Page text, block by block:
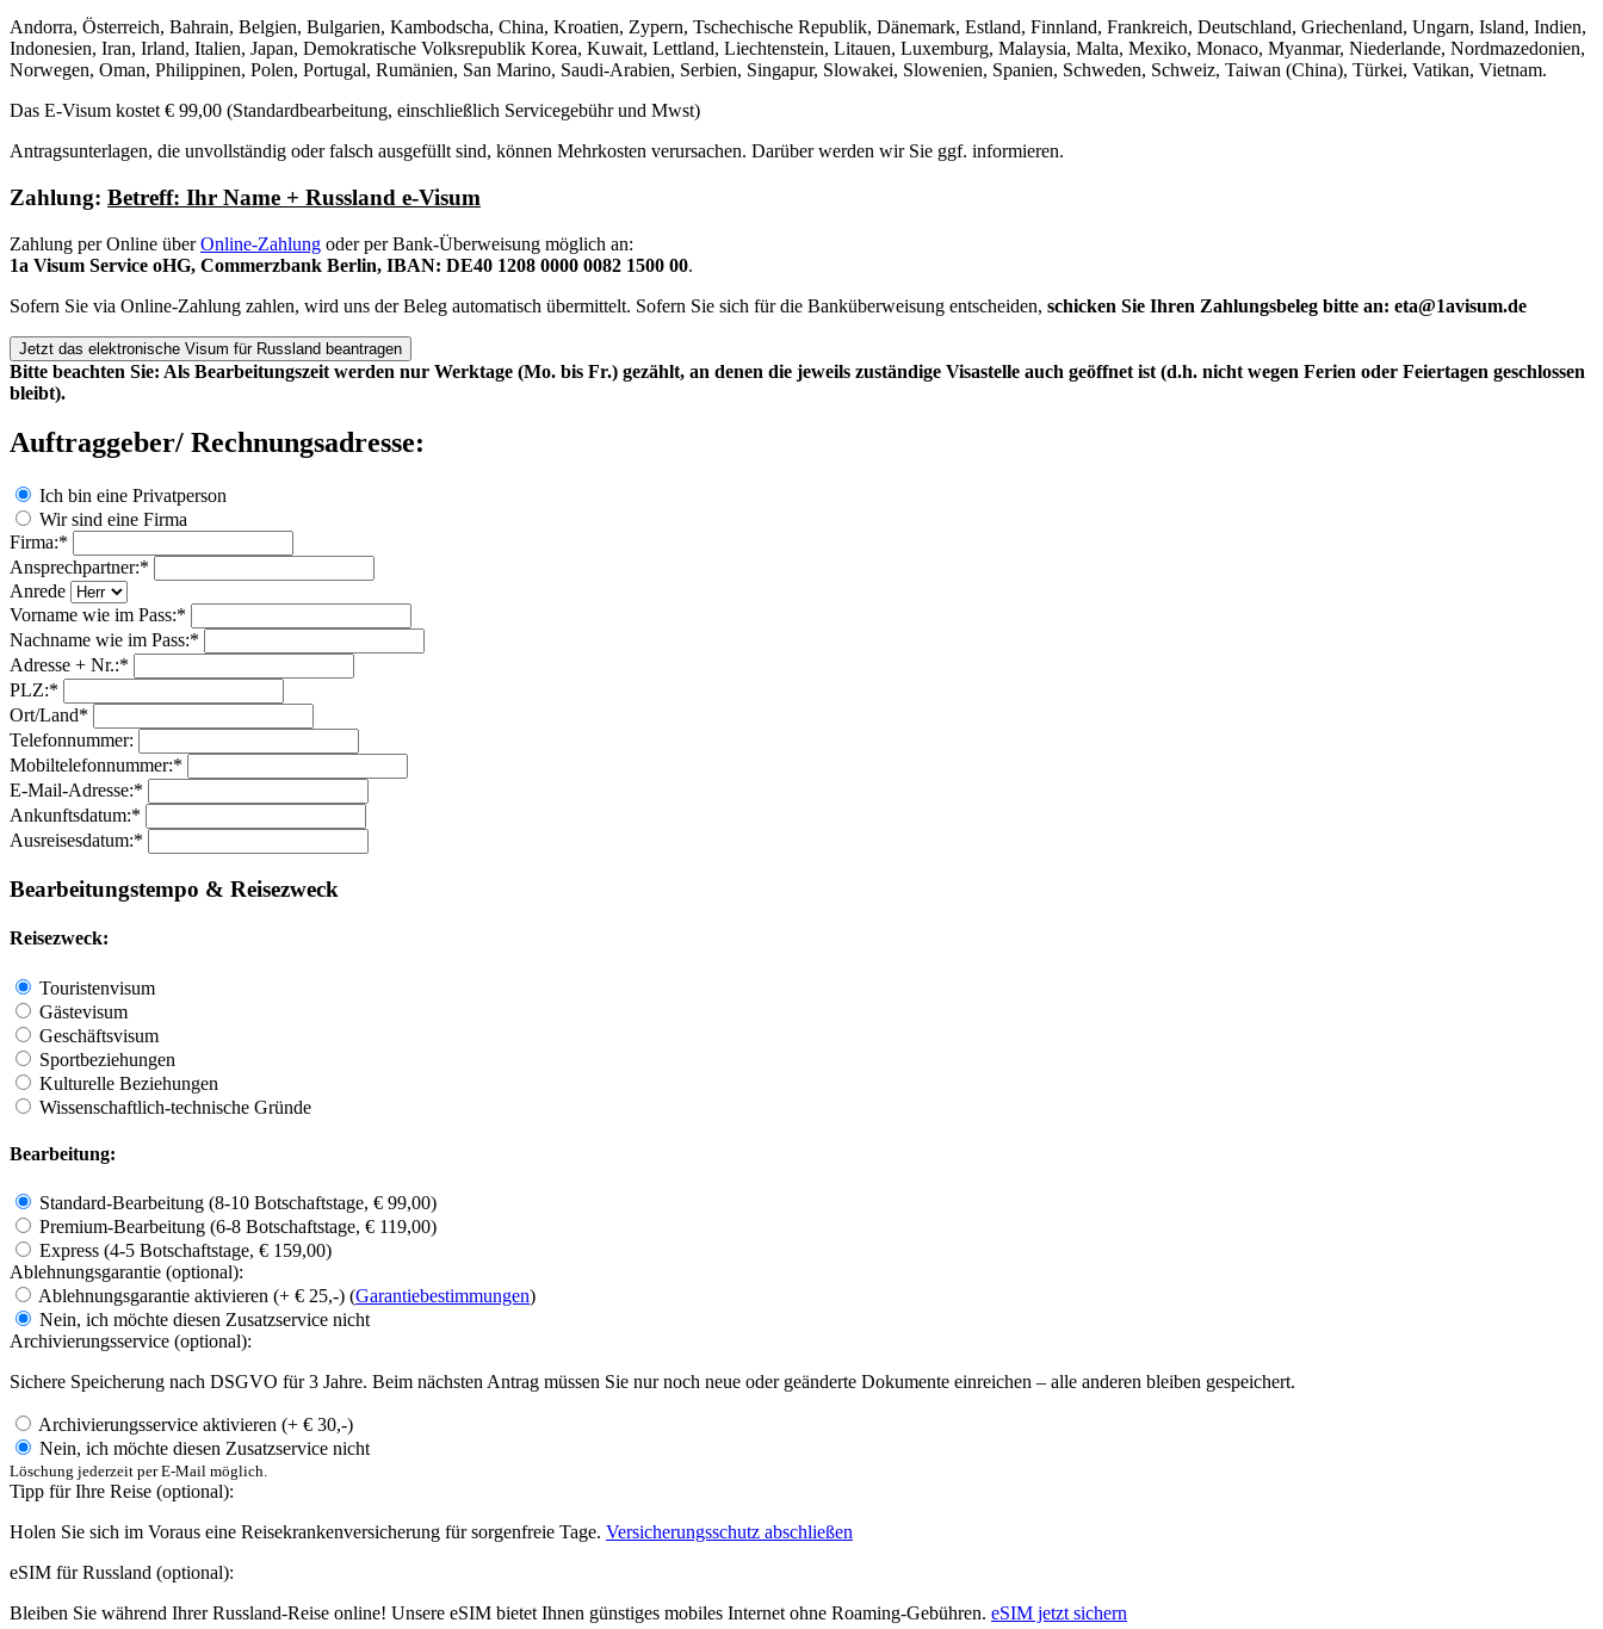
Andorra, Österreich, Bahrain, Belgien, Bulgarien, Kambodscha, China, Kroatien, Zypern, Tschechische Republik, Dänemark, Estland, Finnland, Frankreich, Deutschland, Griechenland, Ungarn, Island, Indien,
Indonesien, Iran, Irland, Italien, Japan, Demokratische Volksrepublik Korea, Kuwait, Lettland, Liechtenstein, Litauen, Luxemburg, Malaysia, Malta, Mexiko, Monaco, Myanmar, Niederlande, Nordmazedonien,
Norwegen, Oman, Philippinen, Polen, Portugal, Rumänien, San Marino, Saudi-Arabien, Serbien, Singapur, Slowakei, Slowenien, Spanien, Schweden, Schweiz, Taiwan (China), Türkei, Vatikan, Vietnam.
Das E-Visum kostet € 99,00 (Standardbearbeitung, einschließlich Servicegebühr und Mwst)
Antragsunterlagen, die unvollständig oder falsch ausgefüllt sind, können Mehrkosten verursachen. Darüber werden wir Sie ggf. informieren.
Zahlung: Betreff: Ihr Name + Russland e-Visum
Zahlung per Online überOnline-Zahlung oder per Bank-Überweisung möglich an:
1a Visum Service oHG, Commerzbank Berlin, IBAN: DE40 1208 0000 0082 1500 00.
Sofern Sie via Online-Zahlung zahlen, wird uns der Beleg automatisch übermittelt. Sofern Sie sich für die Banküberweisung entscheiden, schicken Sie Ihren Zahlungsbeleg bitte an: eta@1avisum.de
Bitte beachten Sie: Als Bearbeitungszeit werden nur Werktage (Mo. bis Fr.) gezählt, an denen die jeweils zuständige Visastelle auch geöffnet ist (d.h. nicht wegen Ferien oder Feiertagen geschlossen
bleibt).
Auftraggeber/ Rechnungsadresse:
Ich bin eine Privatperson
Wir sind eine Firma
Firma:*
Ansprechpartner:*
Anrede
Vorname wie im Pass:*
Nachname wie im Pass:*
Adresse + Nr.:*
PLZ:*
Ort/Land*
Telefonnummer:
Mobiltelefonnummer:*
E-Mail-Adresse:*
Ankunftsdatum:*
Ausreisesdatum:*
Bearbeitungstempo & Reisezweck
Reisezweck:
Touristenvisum
Gästevisum
Geschäftsvisum
Sportbeziehungen
Kulturelle Beziehungen
Wissenschaftlich-technische Gründe
Bearbeitung:
Standard-Bearbeitung (8-10 Botschaftstage, € 99,00)
Premium-Bearbeitung (6-8 Botschaftstage, € 119,00)
Express (4-5 Botschaftstage, € 159,00)
Ablehnungsgarantie (optional):
Ablehnungsgarantie aktivieren (+ € 25,-) (Garantiebestimmungen)
Nein, ich möchte diesen Zusatzservice nicht
Archivierungsservice (optional):
Sichere Speicherung nach DSGVO für 3 Jahre. Beim nächsten Antrag müssen Sie nur noch neue oder geänderte Dokumente einreichen – alle anderen bleiben gespeichert.
Archivierungsservice aktivieren (+ € 30,-)
Nein, ich möchte diesen Zusatzservice nicht
Löschung jederzeit per E-Mail möglich.
Tipp für Ihre Reise (optional):
Holen Sie sich im Voraus eine Reisekrankenversicherung für sorgenfreie Tage. Versicherungsschutz abschließen
eSIM für Russland (optional):
Bleiben Sie während Ihrer Russland-Reise online! Unsere eSIM bietet Ihnen günstiges mobiles Internet ohne Roaming-Gebühren. eSIM jetzt sichern